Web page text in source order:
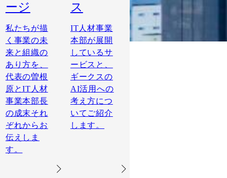
ージ
私たちが描
く事業の未
来と組織の
あり方を、
代表の曽根
原とIT人材
事業本部長
の成末それ
ぞれからお
伝えしま
す。
ス
IT人材事業
本部が展開
しているサ
ービスと、
ギークスの
AI活用への
考え方につ
いてご紹介
します。